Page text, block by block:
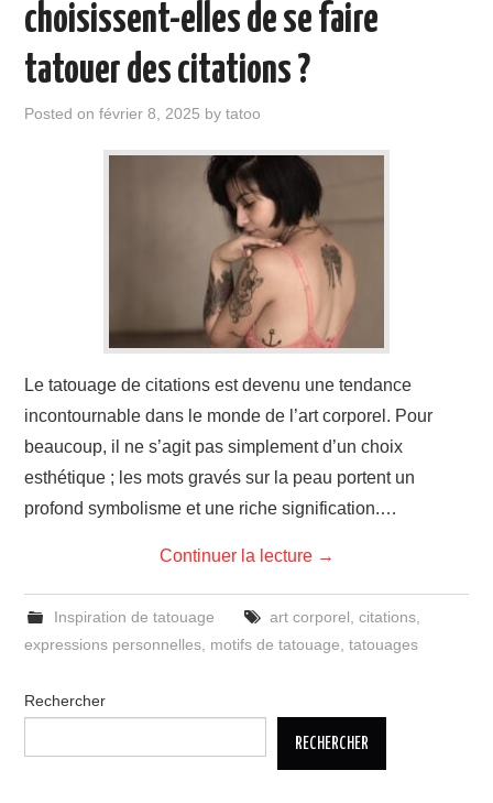
choisissent-elles de se faire
tatouer des citations ?
Posted onfévrier 8, 2025 bytatoo
Le tatouage de citations est devenu une tendance
incontournable dans le monde de l’art corporel. Pour
beaucoup, il ne s’agit pas simplement d’un choix
esthétique ; les mots gravés sur la peau portent un
profond symbolisme et une riche signification.…
Continuer la lecture →
Inspiration de tatouage art corporel citations,
expressions personnelles motifs de tatouage ,tatouages
Rechercher
RECHERCHER